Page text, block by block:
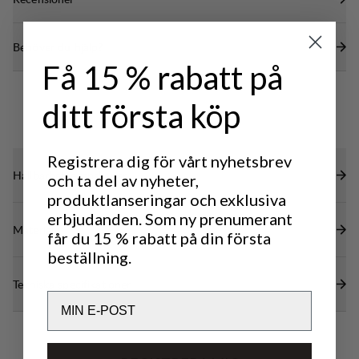
Underställströjan har en lång dragkedja framtill för
bättre ventilation och platta sömmar som är
strategiskt placerade för att minimera skav vid
axlarna när du bär ryggsäck.
Tillverkad av 100% mulesing-fri merinoull.
Behöver du hjälp?
Hållbarhetsegenskaper
Material
Tekniska specifikationer
Få 15 % rabatt på
ditt första köp
Registrera dig för vårt nyhetsbrev
och ta del av nyheter,
produktlanseringar och exklusiva
erbjudanden. Som ny prenumerant
får du 15 % rabatt på din första
beställning.